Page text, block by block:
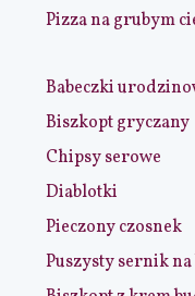
Pizza na grubym
Babeczki
Biszkopt gryczany
Chipsy serowe
Diablotki
Pieczony czosnek
Puszysty sernik